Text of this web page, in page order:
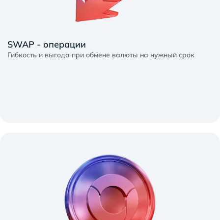
SWAP - операции
Гибкость и выгода при обмене валюты на нужный срок